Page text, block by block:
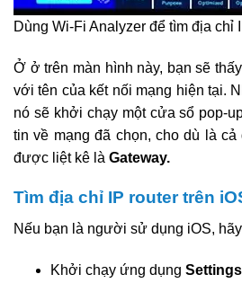
Dùng Wi-Fi Analyzer để tìm địa chỉ
Ở ở trên màn hình này, bạn sẽ
với tên của kết nối mạng hiện tại.
nó sẽ khởi chạy một cửa sổ pop-
tin về mạng đã chọn, cho dù là cả
được liệt kê là Gateway.
Tìm địa chỉ IP router trên
Nếu bạn là người sử dụng iOS,
Khởi chạy ứng dụng Settings